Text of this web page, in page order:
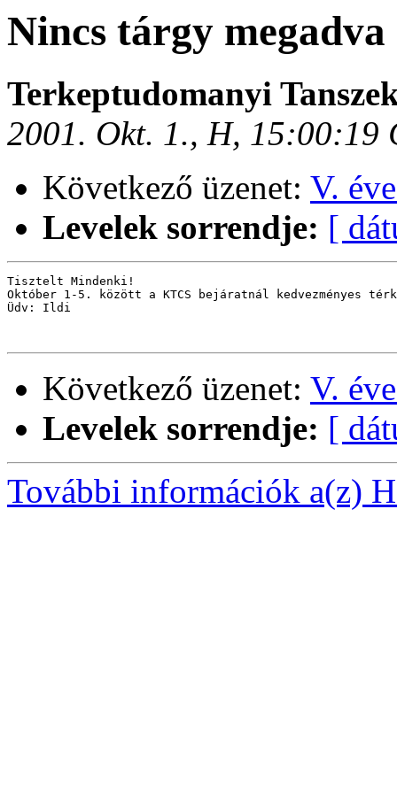
Nincs tárgy megadva
Terkeptudomanyi
2001. Okt. 1., H, 15:00:19
Következő üzenet: V.
Levelek sorrendje: [
Tisztelt Mindenki!
Október 1-5. között a KTCS bejáratnál kedvezményes
Üdv: Ildi
Következő üzenet: V.
Levelek sorrendje: [
További információk a(z)